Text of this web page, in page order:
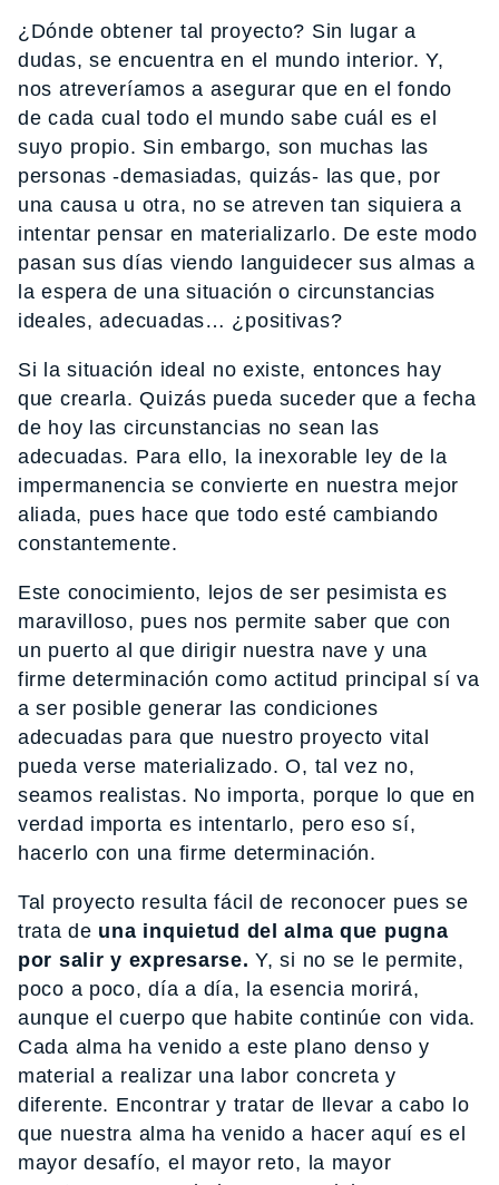
¿Dónde obtener tal proyecto? Sin lugar a
dudas, se encuentra en el mundo interior. Y,
nos atreveríamos a asegurar que en el fondo
de cada cual todo el mundo sabe cuál es el
suyo propio. Sin embargo, son muchas las
personas -demasiadas, quizás- las que, por
una causa u otra, no se atreven tan siquiera a
intentar pensar en materializarlo. De este modo
pasan sus días viendo languidecer sus almas a
la espera de una situación o circunstancias
ideales, adecuadas… ¿positivas?
Si la situación ideal no existe, entonces hay
que crearla. Quizás pueda suceder que a fecha
de hoy las circunstancias no sean las
adecuadas. Para ello, la inexorable ley de la
impermanencia se convierte en nuestra mejor
aliada, pues hace que todo esté cambiando
constantemente.
Este conocimiento, lejos de ser pesimista es
maravilloso, pues nos permite saber que con
un puerto al que dirigir nuestra nave y una
firme determinación como actitud principal sí va
a ser posible generar las condiciones
adecuadas para que nuestro proyecto vital
pueda verse materializado. O, tal vez no,
seamos realistas. No importa, porque lo que en
verdad importa es intentarlo, pero eso sí,
hacerlo con una firme determinación.
Tal proyecto resulta fácil de reconocer pues se
trata de una inquietud del alma que pugna
por salir y expresarse. Y, si no se le permite,
poco a poco, día a día, la esencia morirá,
aunque el cuerpo que habite continúe con vida.
Cada alma ha venido a este plano denso y
material a realizar una labor concreta y
diferente. Encontrar y tratar de llevar a cabo lo
que nuestra alma ha venido a hacer aquí es el
mayor desafío, el mayor reto, la mayor